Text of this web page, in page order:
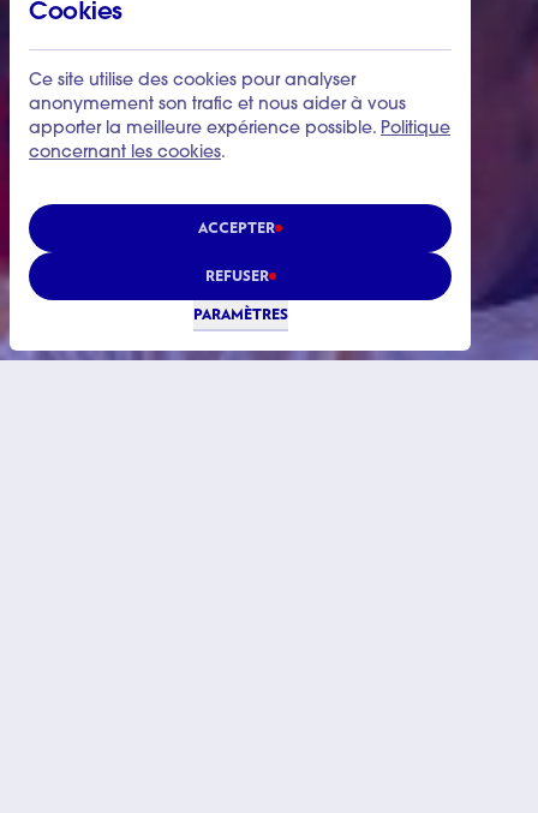
Cookies
Ce site utilise des cookies pour analyser
anonymement son trafic et nous aider à vous
apporter la meilleure expérience possible. Politique
concernant les cookies.
ACCEPTER
REFUSER
PARAMÈTRES